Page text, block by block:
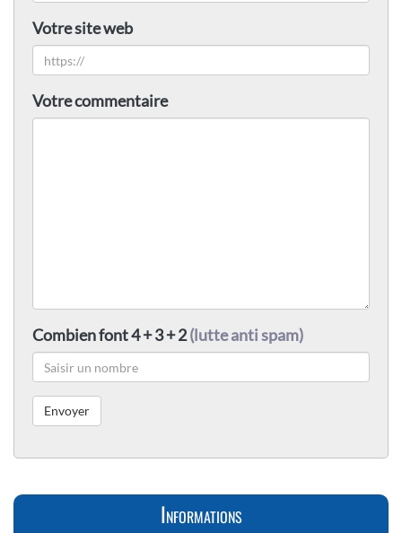
Votre site web
Votre commentaire
Combien font 4 + 3 + 2(lutte anti spam)
Informations